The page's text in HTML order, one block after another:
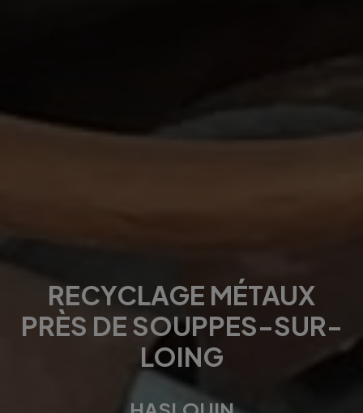
RECYCLAGE MÉTAUX
PRÈS DE SOUPPES-SUR-
LOING